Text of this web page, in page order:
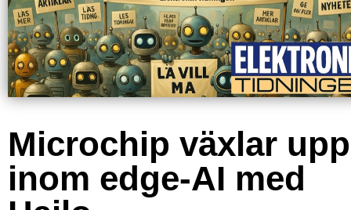
Microchip växlar upp
inom edge-AI med